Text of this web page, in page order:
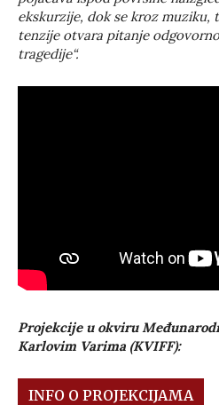
ekskurzije, dok se kroz muziku,
tenzije otvara pitanje
tragedije“.
Projekcije u okviru
Karlovim Varima (KVIFF):
INFO O PROJEKCIJAMA